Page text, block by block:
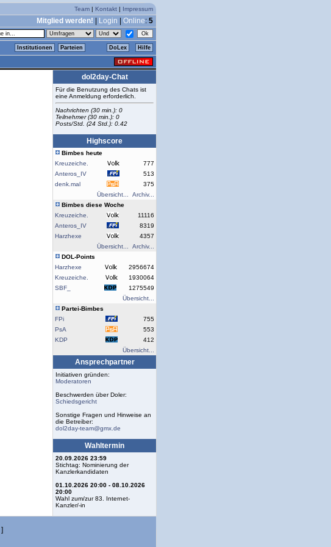
Team | Kontakt | Impressum
Mitglied werden! Login Online: 5
Institutionen Parteien DoLex Hilfe
dol2day-Chat
Für die Benutzung des Chats ist
eine Anmeldung erforderlich.
Nachrichten (30 min.): 0
Teilnehmer (30 min.): 0
Posts/Std. (24 Std.): 0.42
Highscore
Bimbes heute
Kreuzeiche.
777
Anteros_IV
513
denk.mal
375
Übersicht...
Archiv...
Bimbes diese Woche
Kreuzeiche.
11116
Anteros_IV
8319
Harzhexe
4357
Übersicht...
Archiv...
DOL-Points
Harzhexe
2956674
Kreuzeiche.
1930064
SBF_
1275549
Übersicht...
Partei-Bimbes
FPi
755
PsA
553
KDP
412
Übersicht...
Ansprechpartner
Initiativen gründen:
Moderatoren
Beschwerden über Doler:
Schiedsgericht
Sonstige Fragen und Hinweise an
die Betreiber:
dol2day-team@gmx.de
Wahltermin
20.09.2026 23:59
Stichtag: Nominierung der
Kanzlerkandidaten
01.10.2026 20:00 - 08.10.2026
20:00
Wahl zum/zur 83. Internet-
Kanzler/-in
]